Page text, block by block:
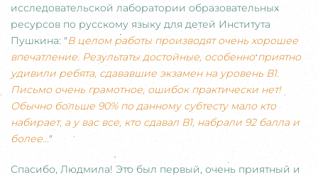
исследовательской лаборатории образовательных
ресурсов по русскому языку для детей Института
Пушкина: "В целом работы производят очень хорошее
впечатление. Результаты достойные, особенно приятно
удивили ребята, сдававшие экзамен на уровень В1.
Письмо очень грамотное, ошибок практически нет!
Обычно больше 90% по данному субтесту мало кто
набирает, а у вас все, кто сдавал В1, набрали 92 балла и
более..."
Спасибо, Людмила! Это был первый, очень приятный и